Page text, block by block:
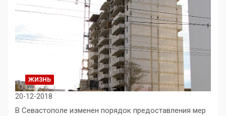
ЖИЗНЬ
20-12-2018
В Севастополе изменен порядок предоставления мер